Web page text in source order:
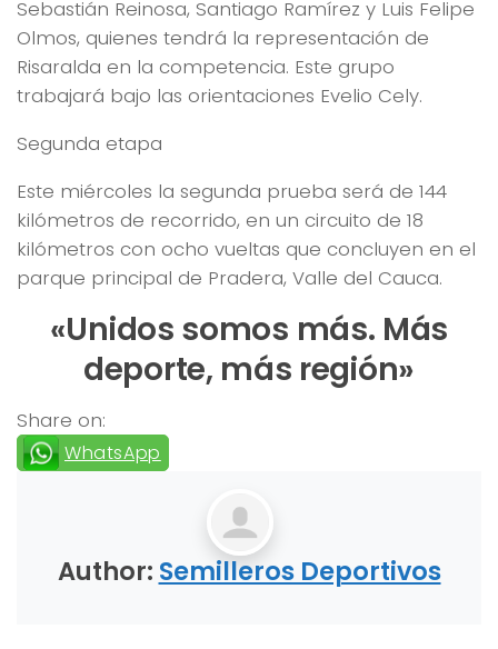
Sebastián Reinosa, Santiago Ramírez y Luis Felipe
Olmos, quienes tendrá la representación de
Risaralda en la competencia. Este grupo
trabajará bajo las orientaciones Evelio Cely.
Segunda etapa
Este miércoles la segunda prueba será de 144
kilómetros de recorrido, en un circuito de 18
kilómetros con ocho vueltas que concluyen en el
parque principal de Pradera, Valle del Cauca.
«Unidos somos más. Más
deporte, más región»
Share on:
WhatsApp
Author: Semilleros Deportivos